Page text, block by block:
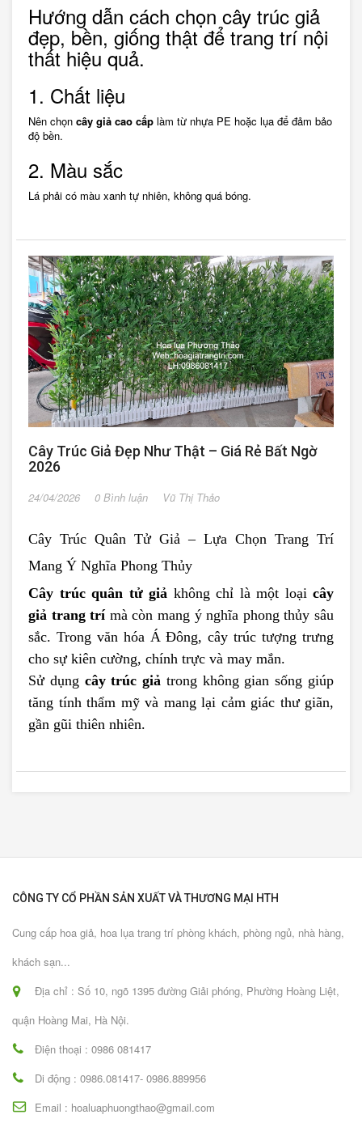
Hướng dẫn cách chọn cây trúc giả
đẹp, bền, giống thật để trang trí nội
thất hiệu quả.
1. Chất liệu
Nên chọn cây giả cao cấp làm từ nhựa PE hoặc lụa để đảm bảo
độ bền.
2. Màu sắc
Lá phải có màu xanh tự nhiên, không quá bóng.
Cây Trúc Giả Đẹp Như Thật – Giá Rẻ Bất Ngờ
2026
24/04/2026 0 Bình luận Vũ Thị Thảo
Cây Trúc Quân Tử Giả – Lựa Chọn Trang Trí
Mang Ý Nghĩa Phong Thủy
Cây trúc quân tử giả không chỉ là một loại cây
giả trang trímà còn mang ý nghĩa phong thủy sâu
sắc. Trong văn hóa Á Đông, cây trúc tượng trưng
cho sự kiên cường, chính trực và may mắn.
Sử dụng cây trúc giả trong không gian sống giúp
tăng tính thẩm mỹ và mang lại cảm giác thư giãn,
gần gũi thiên nhiên.
CÔNG TY CỔ PHẦN SẢN XUẤT VÀ THƯƠNG MẠI HTH
Cung cấp hoa giả, hoa lụa trang trí phòng khách, phòng ngủ, nhà hàng,
khách sạn...
Địa chỉ : Số 10, ngõ 1395 đường Giải phóng, Phường Hoàng Liệt,
quận Hoàng Mai, Hà Nội.
Điện thoại : 0986 081417
Di động : 0986.081417- 0986.889956
Email : hoaluaphuongthao@gmail.com